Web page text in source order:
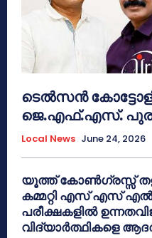
ടെൽസൻ
ജെ.എഫ്.എസ്.
Local News June 24, 2026
യൂത്ത് കോൺഗ്രസ്സ്
കമ്മറ്റി എസ് എസ്
പരീക്ഷകളിൽ
വിദ്യാർത്ഥികളെ